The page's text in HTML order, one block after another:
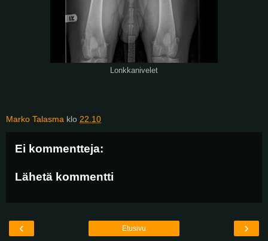
Lonkkanivelet
Marko Talasma klo 22.10
Ei kommentteja:
Lähetä kommentti
‹ ›
Etusivu